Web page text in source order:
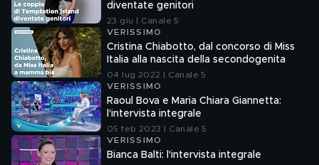
diventate genitori
23 giu | Canale 5
VERISSIMO
Cristina Chiabotto, dal concorso di Miss
Italia alla nascita della secondogenita
04 lug 2022 | Canale 5
VERISSIMO
Raoul Bova e Maria Chiara Giannetta:
l'intervista integrale
05 feb 2023 | Canale 5
VERISSIMO
Bianca Balti: l'intervista integrale